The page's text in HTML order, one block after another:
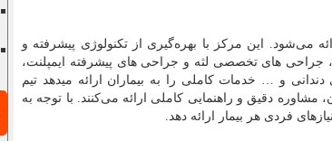
می‌شود. این مرکز با بهره‌گیری از تکنولوژی پیشرفته و
جراحی های تخصصی لثه و جراحی های پیشرفته ایمپلنت،
دندانی و … خدمات کاملی را به بیماران ارائه میدهد تیم
مشاوره دقیق و راهنمایی کاملی ارائه می‌کنند. با توجه به
فردی هر بیمار ارائه دهد.